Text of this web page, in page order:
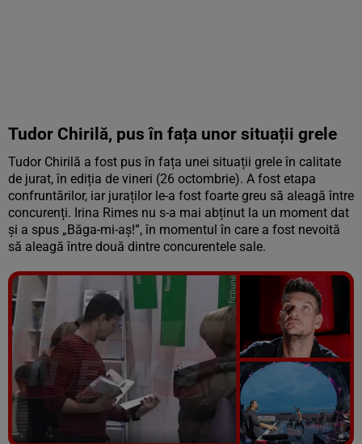
Tudor Chirilă, pus în fața unor situații grele
Tudor Chirilă a fost pus în fața unei situații grele în calitate
de jurat, în ediția de vineri (26 octombrie). A fost etapa
confruntărilor, iar juraților le-a fost foarte greu să aleagă între
concurenți. Irina Rimes nu s-a mai abținut la un moment dat
și a spus „Băga-mi-aș!”, în momentul în care a fost nevoită
să aleagă între două dintre concurentele sale.